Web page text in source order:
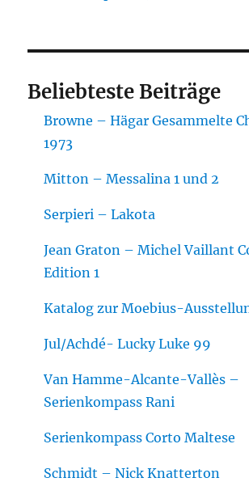
Beliebteste Beiträge
Browne – Hägar Gesammelte
1973
Mitton – Messalina 1 und 2
Serpieri – Lakota
Jean Graton – Michel Vaillant
Edition 1
Katalog zur Moebius-
Jul/Achdé- Lucky Luke 99
Van Hamme-Alcante-Vallès –
Serienkompass Rani
Serienkompass Corto Maltese
Schmidt – Nick Knatterton